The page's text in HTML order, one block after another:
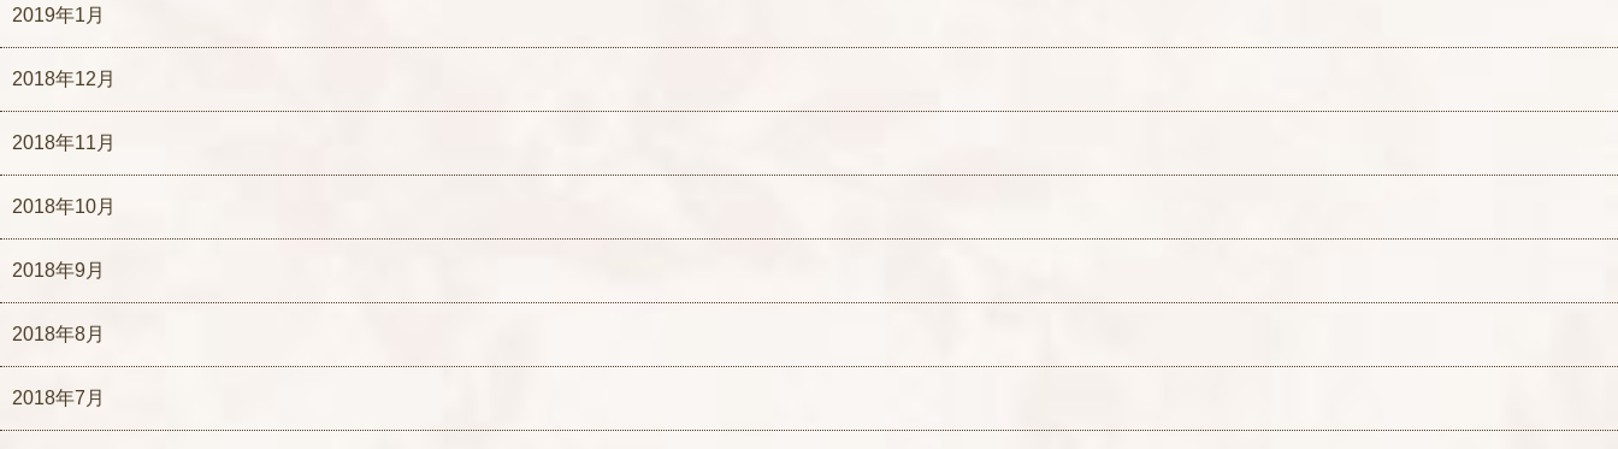
2019年1月
2018年12月
2018年11月
2018年10月
2018年9月
2018年8月
2018年7月